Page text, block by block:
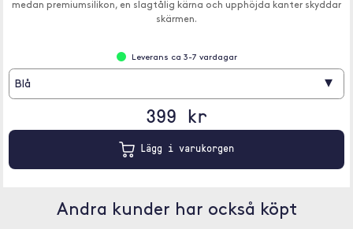
medan premiumsilikon, en slagtålig kärna och upphöjda kanter skyddar
skärmen.
Leverans ca 3-7 vardagar
Blå ▾
399 kr
Lägg i varukorgen
Andra kunder har också köpt